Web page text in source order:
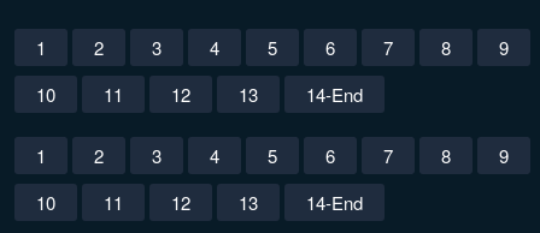
1 2 3 4 5 6 7 8
9
10
11 12 13 14-End
1 2 3 4 5 6 7 8
9
10
11 12 13 14-End